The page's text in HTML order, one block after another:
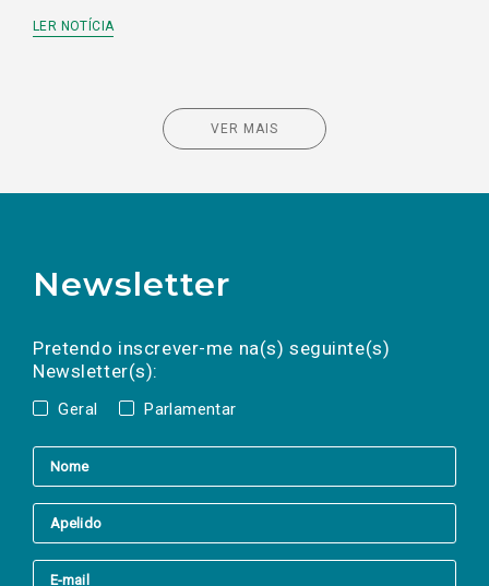
LER NOTÍCIA
VER MAIS
Newsletter
Pretendo inscrever-me na(s) seguinte(s)
Newsletter(s):
Geral Parlamentar
a(s) newsletter(s).
mail